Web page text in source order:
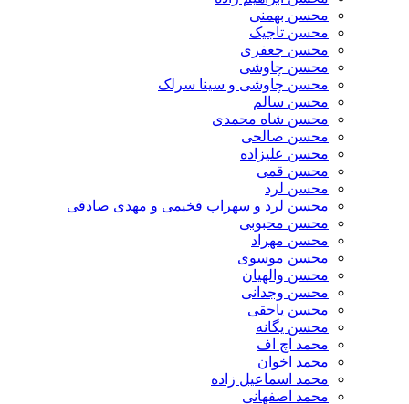
محسن بهمنی
محسن تاجیک
محسن جعفری
محسن چاوشی
محسن چاوشی و سینا سرلک
محسن سالم
محسن شاه محمدی
محسن صالحی
محسن علیزاده
محسن قمی
محسن لرد
محسن لرد و سهراب فخیمی و مهدی صادقی
محسن محبوبی
محسن مهراد
محسن موسوی
محسن والهیان
محسن وجدانی
محسن یاحقی
محسن یگانه
محمد اچ اف
محمد اخوان
محمد اسماعیل زاده
محمد اصفهانی